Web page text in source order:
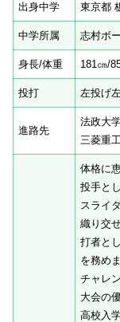
出身中学 東京都
中学所属 志村ボ
身長/体重 181㎝/
投打 左投げ
進路先
法政大
三菱重
体格に
投手と
スライ
織り交
打者と
を務め
チャレ
大会の
高校入